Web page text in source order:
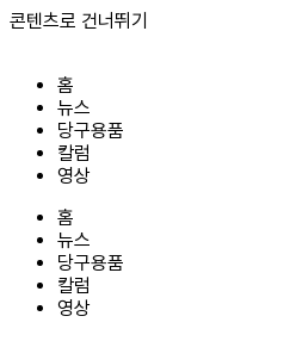
콘텐츠로 건너뛰기
홈
뉴스
당구용품
칼럼
영상
홈
뉴스
당구용품
칼럼
영상